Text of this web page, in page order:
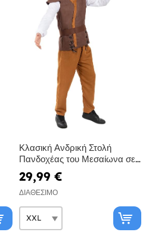
Κλασική Ανδρική Στολή
Πανδοχέας του Μεσαίωνα σε
Μεγάλα Μεγέθη
29,99 €
ΔΙΑΘΈΣΙΜΟ